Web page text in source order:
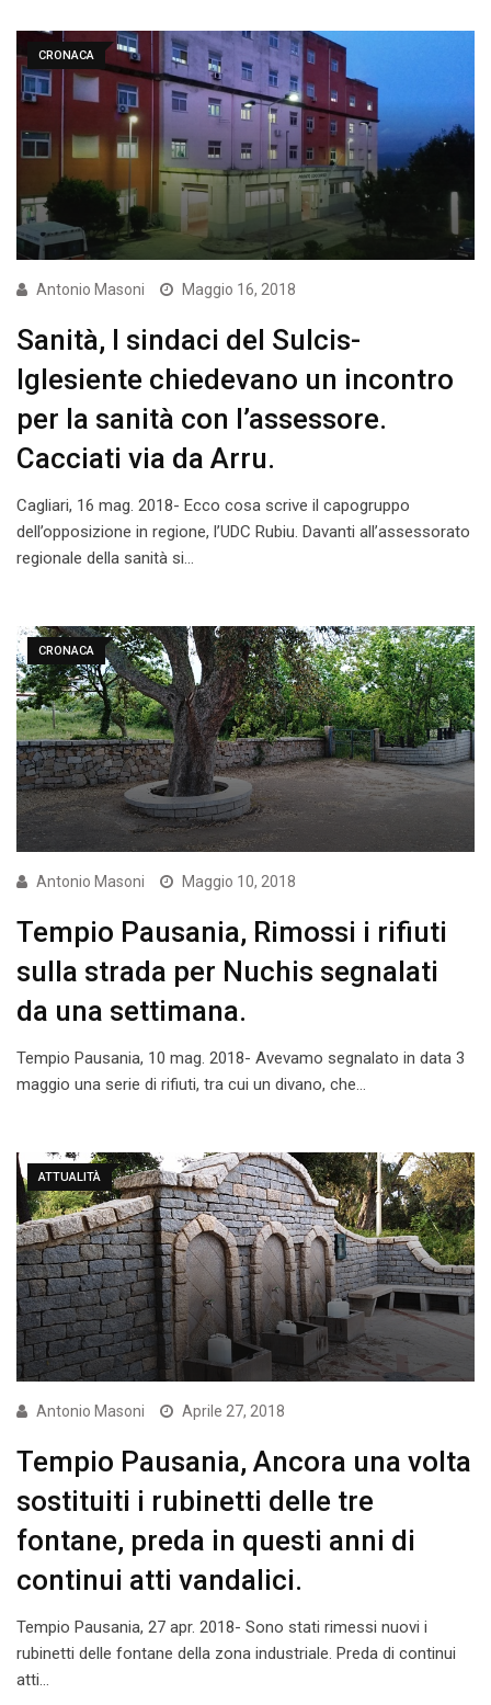
CRONACA
Antonio Masoni Maggio 16, 2018
Sanità, I sindaci del Sulcis-
Iglesiente chiedevano un incontro
per la sanità con l’assessore.
Cacciati via da Arru.
Cagliari, 16 mag. 2018- Ecco cosa scrive il capogruppo
dell’opposizione in regione, l’UDC Rubiu. Davanti all’assessorato
regionale della sanità si…
CRONACA
Antonio Masoni Maggio 10, 2018
Tempio Pausania, Rimossi i rifiuti
sulla strada per Nuchis segnalati
da una settimana.
Tempio Pausania, 10 mag. 2018- Avevamo segnalato in data 3
maggio una serie di rifiuti, tra cui un divano, che…
ATTUALITÀ
Antonio Masoni Aprile 27, 2018
Tempio Pausania, Ancora una volta
sostituiti i rubinetti delle tre
fontane, preda in questi anni di
continui atti vandalici.
Tempio Pausania, 27 apr. 2018- Sono stati rimessi nuovi i
rubinetti delle fontane della zona industriale. Preda di continui
atti…